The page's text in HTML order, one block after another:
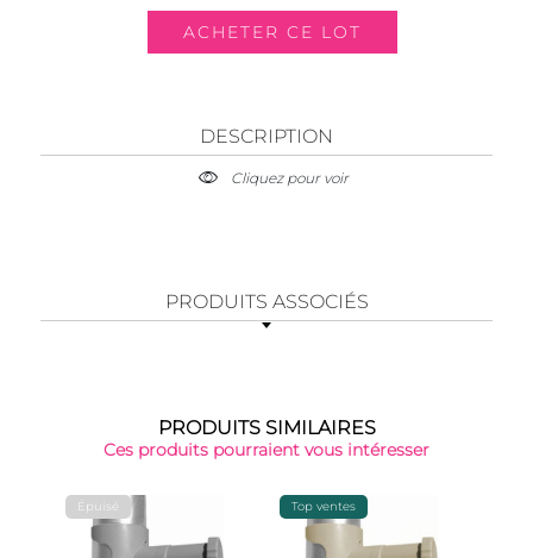
DESCRIPTION
Cliquez pour voir
PRODUITS ASSOCIÉS
PRODUITS SIMILAIRES
Ces produits pourraient vous intéresser
Épuisé Top ventes